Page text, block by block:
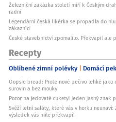
Železniční zakázka století míří k Českým
radní
Legendární česká likérka se propadla do
zákazníci
České stavebnictví zpomalilo. Překvapil ale
Recepty
Oblíbené zimní polévky Domácí
Oopsie bread: Proteinové pečivo lehké
surovin a bez mouky
Pozor na jedovaté cukety! Jeden jasný znak
Svěží letní saláty, které vás v horku
výsledek vás mile překvapí!